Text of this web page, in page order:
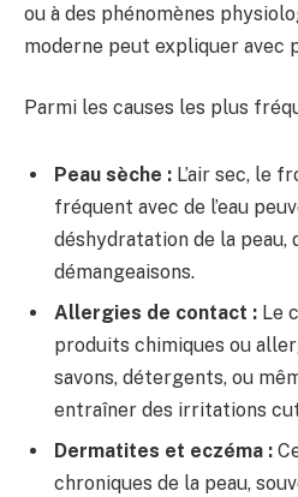
ou à des phénomènes
moderne peut expliquer avec
Parmi les causes les plus
Peau sèche : L’air sec, le
fréquent avec de l’eau
déshydratation de la peau,
démangeaisons.
Allergies de contact : Le
produits chimiques ou
savons, détergents, ou
entraîner des irritations
Dermatites et eczéma :
chroniques de la peau,